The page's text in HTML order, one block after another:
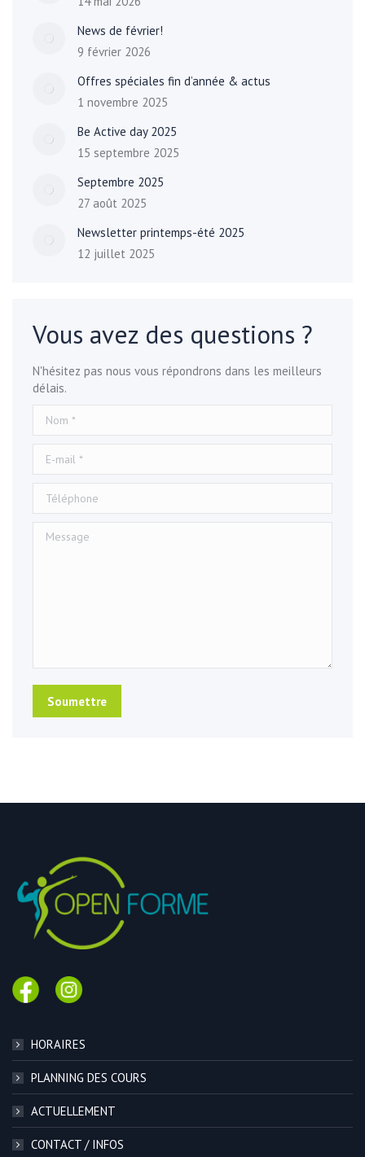
News de février!
9 février 2026
Offres spéciales fin d’année & actus
1 novembre 2025
Be Active day 2025
15 septembre 2025
Septembre 2025
27 août 2025
Newsletter printemps-été 2025
12 juillet 2025
Vous avez des questions ?
N'hésitez pas nous vous répondrons dans les meilleurs
délais.
Nom *
E-mail *
Téléphone
Message
Soumettre
HORAIRES
PLANNING DES COURS
ACTUELLEMENT
CONTACT / INFOS